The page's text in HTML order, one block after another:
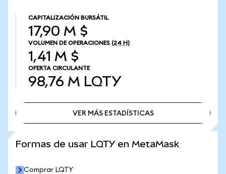
CAPITALIZACIÓN BURSÁTIL
17,90 M $
VOLUMEN DE OPERACIONES (24 H)
1,41 M $
OFERTA CIRCULANTE
98,76 M LQTY
VER MÁS ESTADÍSTICAS
Formas de usar LQTY en MetaMask
Comprar LQTY